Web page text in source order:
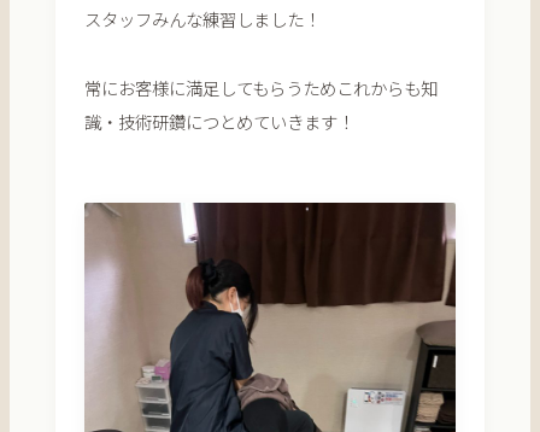
スタッフみんな練習しました！
常にお客様に満足してもらうためこれからも知
識・技術研鑽につとめていきます！